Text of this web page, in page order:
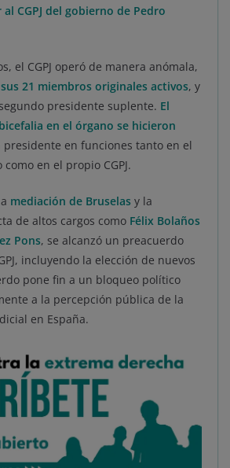
CGPJ del gobierno de Pedro
el CGPJ operó de manera anómala,
21 miembros originales activos, y
presidente suplente. El
en el órgano se hicieron
presidente en funciones tanto en el
en el propio CGPJ.
mediación de Bruselas y la
de altos cargos como Félix Bolaños
Pons, se alcanzó un preacuerdo
incluyendo la elección de nuevos
pone fin a un bloqueo político
a la percepción pública de la
en España.